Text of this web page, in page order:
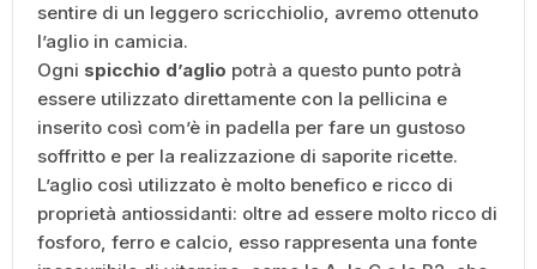
sentire di un leggero scricchiolio, avremo ottenuto
l’aglio in camicia.
Ogni spicchio d’aglio potrà a questo punto potrà
essere utilizzato direttamente con la pellicina e
inserito così com’è in padella per fare un gustoso
soffritto e per la realizzazione di saporite ricette.
L’aglio così utilizzato è molto benefico e ricco di
proprietà antiossidanti: oltre ad essere molto ricco di
fosforo, ferro e calcio, esso rappresenta una fonte